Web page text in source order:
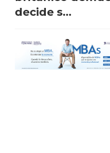
decide s...